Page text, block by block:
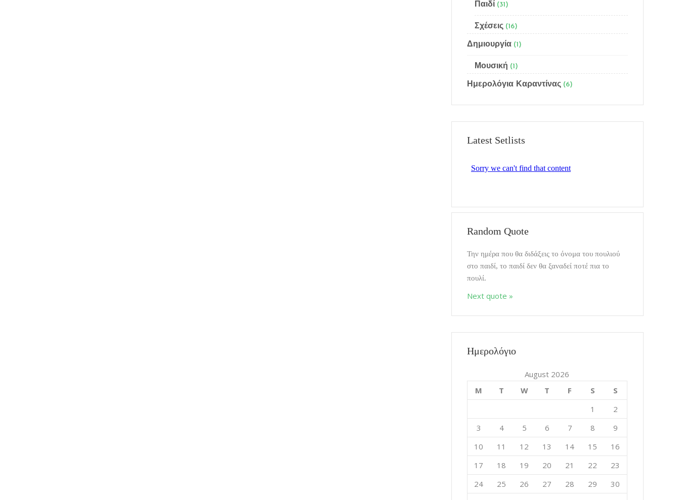
Παιδί(31)
Σχέσεις(16)
Δημιουργία(1)
Μουσική (1)
Ημερολόγια Καραντίνας(6)
Latest Setlists
Random Quote
Την ημέρα που θα διδάξεις το όνομα του πουλιού
στο παιδί, το παιδί δεν θα ξαναδεί ποτέ πια το
πουλί.
Next quote »
Ημερολόγιο
August 2026
M
T W T F S
S
1
2
3
4 5 6 7 8
9
10
11 12 13 14 15
16
17
18 19 20 21 22
23
24
25 26 27 28 29
30
Διαλογισμοί vol. Που συμβαίνει η εμπειρία;